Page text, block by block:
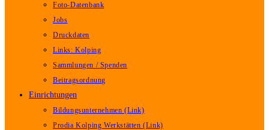
Foto-Datenbank
Jobs
Druckdaten
Links: Kolping
Sammlungen / Spenden
Beitragsordnung
Einrichtungen
Bildungsunternehmen (Link)
Prodia Kolping Werkstätten (Link)